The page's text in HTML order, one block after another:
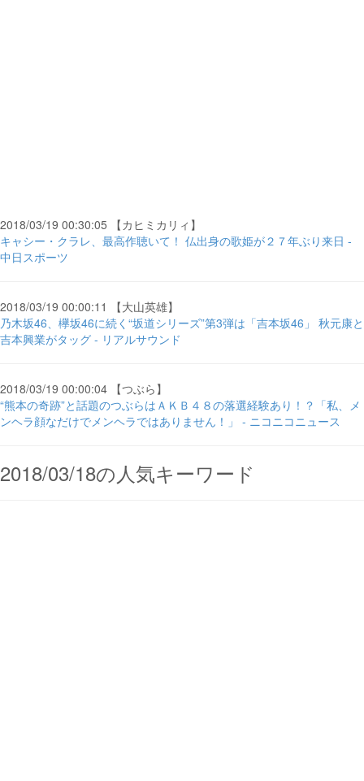
2018/03/19 00:30:05 【カヒミカリィ】
キャシー・クラレ、最高作聴いて！ 仏出身の歌姫が２７年ぶり来日 -
中日スポーツ
2018/03/19 00:00:11 【大山英雄】
乃木坂46、欅坂46に続く“坂道シリーズ”第3弾は「吉本坂46」 秋元康と
吉本興業がタッグ - リアルサウンド
2018/03/19 00:00:04 【つぶら】
“熊本の奇跡”と話題のつぶらはＡＫＢ４８の落選経験あり！？「私、メ
ンヘラ顔なだけでメンヘラではありません！」 - ニコニコニュース
2018/03/18の人気キーワード